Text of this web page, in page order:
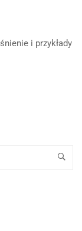
i przykłady